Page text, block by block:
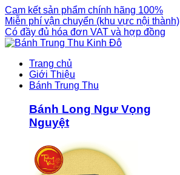
Cam kết sản phẩm chính hãng 100%
Miễn phí vận chuyển (khu vực nội thành)
Có đầy đủ hóa đơn VAT và hợp đồng
Trang chủ
Giới Thiệu
Bánh Trung Thu
Bánh Long Ngư Vọng
Nguyệt